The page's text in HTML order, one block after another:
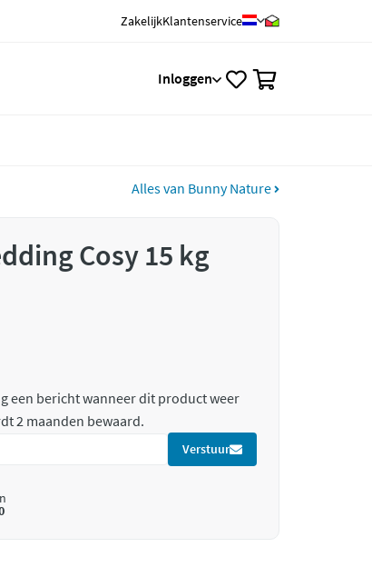
ZakelijkKlantenservice
Inloggen
Alles van Bunny Nature
Cosy 15 kg
een bericht wanneer dit product weer
2 maanden bewaard.
Verstuur